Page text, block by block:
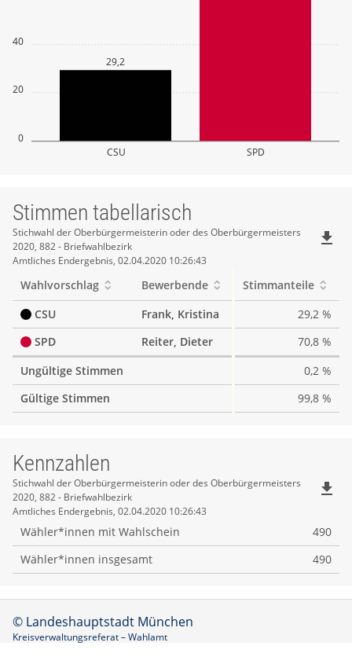
0
20
40
CSU SPD
29,2
Stimmen tabellarisch
Stimmen
tabellarisch
Stichwahl der Oberbürgermeisterin oder des Oberbürgermeisters
2020, 882 - Briefwahlbezirk
Amtliches Endergebnis, 02.04.2020 10:26:43
file_download
Wahlvorschlag Bewerbende
Stimmanteile
CSU
Frank, Kristina
29,2 %
SPD
Reiter, Dieter
70,8 %
Ungültige Stimmen
0,2 %
Gültige Stimmen
99,8 %
Kennzahlen
Kennzahlen
Stichwahl der Oberbürgermeisterin oder des Oberbürgermeisters
2020, 882 - Briefwahlbezirk
Amtliches Endergebnis, 02.04.2020 10:26:43
file_download
Wähler*innen mit Wahlschein
490
Wähler*innen insgesamt
490
© Landeshauptstadt München
Kreisverwaltungsreferat – Wahlamt